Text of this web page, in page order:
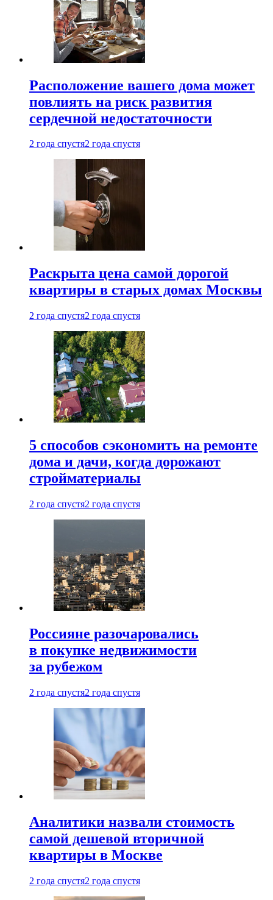
Расположение вашего дома может
повлиять на риск развития
сердечной недостаточности
2 года спустя2 года спустя
Раскрыта цена самой дорогой
квартиры в старых домах Москвы
2 года спустя2 года спустя
5 способов сэкономить на ремонте
дома и дачи, когда дорожают
стройматериалы
2 года спустя2 года спустя
Россияне разочаровались
в покупке недвижимости
за рубежом
2 года спустя2 года спустя
Аналитики назвали стоимость
самой дешевой вторичной
квартиры в Москве
2 года спустя2 года спустя